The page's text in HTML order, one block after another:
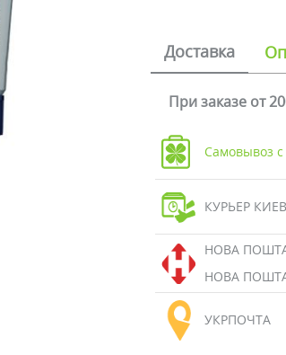
Доставка
При заказе от
Самовывоз
КУРЬЕР КИЕВ
НОВА ПОШТА
НОВА ПОШТА
УКРПОЧТА